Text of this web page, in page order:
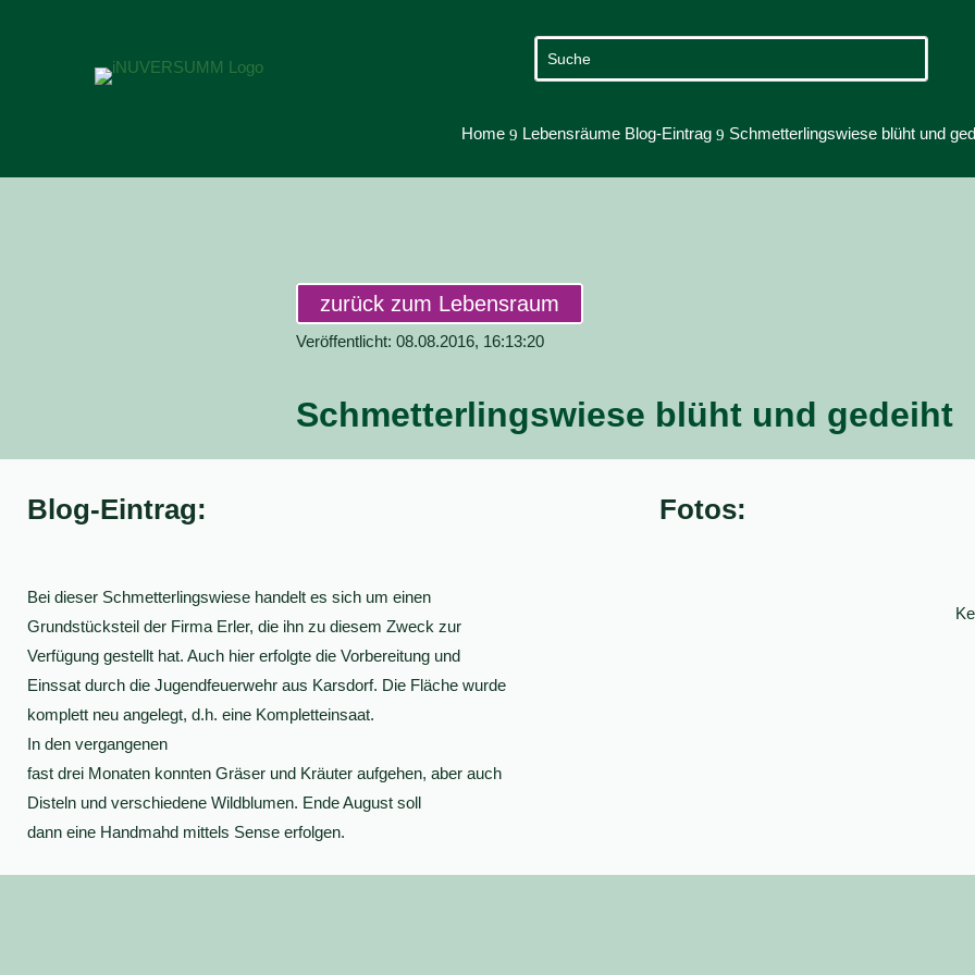
Home 9 Lebensräume Blog-Eintrag 9 Schmetterlingswiese blüht und
zurück zum Lebensraum
Veröffentlicht: 08.08.2016, 16:13:20
Schmetterlingswiese blüht und gedeiht
Blog-Eintrag:
Bei dieser Schmetterlingswiese handelt es sich um einen
Grundstücksteil der Firma Erler, die ihn zu diesem Zweck zur
Verfügung gestellt hat. Auch hier erfolgte die Vorbereitung und
Einssat durch die Jugendfeuerwehr aus Karsdorf. Die Fläche wurde
komplett neu angelegt, d.h. eine Kompletteinsaat.
In den vergangenen
fast drei Monaten konnten Gräser und Kräuter aufgehen, aber auch
Disteln und verschiedene Wildblumen. Ende August soll
dann eine Handmahd mittels Sense erfolgen.
Fotos: